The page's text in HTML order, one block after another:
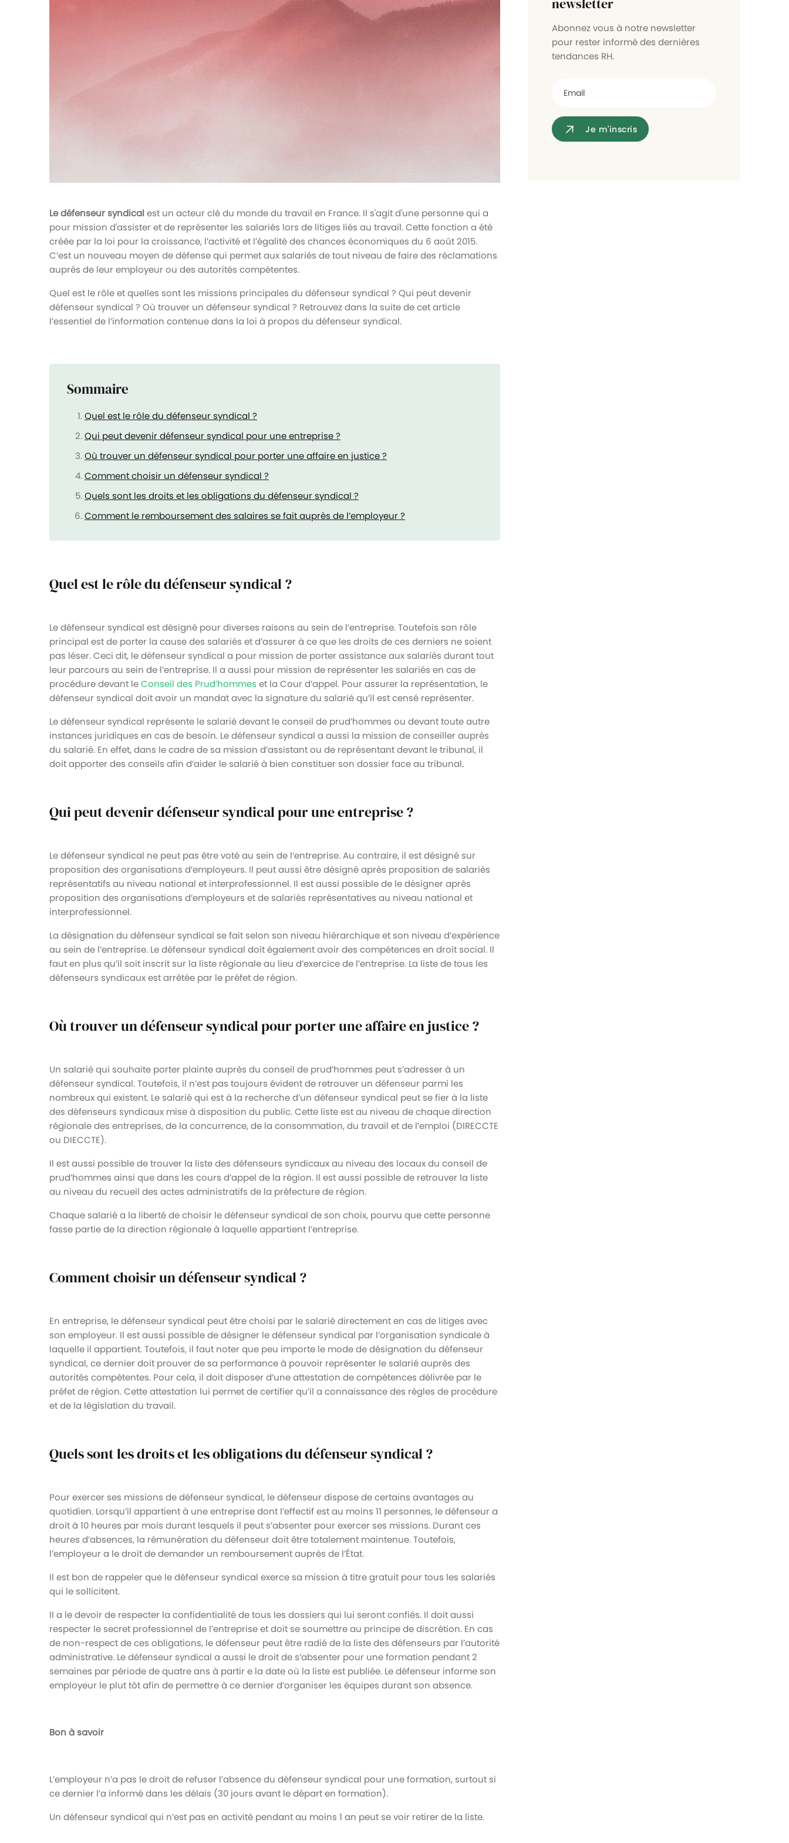
Le défenseur syndical est un acteur clé du monde du travail en France. Il s'agit d'une personne qui a
pour mission d'assister et de représenter les salariés lors de litiges liés au travail. Cette fonction a été
créée par la loi pour la croissance, l’activité et l’égalité des chances économiques du 6 août 2015.
C’est un nouveau moyen de défense qui permet aux salariés de tout niveau de faire des réclamations
auprès de leur employeur ou des autorités compétentes.
Quel est le rôle et quelles sont les missions principales du défenseur syndical ? Qui peut devenir
défenseur syndical ? Où trouver un défenseur syndical ? Retrouvez dans la suite de cet article
l’essentiel de l’information contenue dans la loi à propos du défenseur syndical.
Sommaire
Quel est le rôle du défenseur syndical ?
Qui peut devenir défenseur syndical pour une entreprise ?
Où trouver un défenseur syndical pour porter une affaire en justice ?
Comment choisir un défenseur syndical ?
Quels sont les droits et les obligations du défenseur syndical ?
Comment le remboursement des salaires se fait auprès de l’employeur ?
Quel est le rôle du défenseur syndical ?
Le défenseur syndical est désigné pour diverses raisons au sein de l’entreprise. Toutefois son rôle
principal est de porter la cause des salariés et d’assurer à ce que les droits de ces derniers ne soient
pas léser. Ceci dit, le défenseur syndical a pour mission de porter assistance aux salariés durant tout
leur parcours au sein de l’entreprise. Il a aussi pour mission de représenter les salariés en cas de
procédure devant leConseil des Prud’hommes et la Cour d’appel. Pour assurer la représentation, le
défenseur syndical doit avoir un mandat avec la signature du salarié qu’il est censé représenter.
Le défenseur syndical représente le salarié devant le conseil de prud’hommes ou devant toute autre
instances juridiques en cas de besoin. Le défenseur syndical a aussi la mission de conseiller auprès
du salarié. En effet, dans le cadre de sa mission d’assistant ou de représentant devant le tribunal, il
doit apporter des conseils afin d’aider le salarié à bien constituer son dossier face au tribunal.
Qui peut devenir défenseur syndical pour une entreprise ?
Le défenseur syndical ne peut pas être voté au sein de l’entreprise. Au contraire, il est désigné sur
proposition des organisations d’employeurs. Il peut aussi être désigné après proposition de salariés
représentatifs au niveau national et interprofessionnel. Il est aussi possible de le désigner après
proposition des organisations d’employeurs et de salariés représentatives au niveau national et
interprofessionnel.
La désignation du défenseur syndical se fait selon son niveau hiérarchique et son niveau d’expérience
au sein de l’entreprise. Le défenseur syndical doit également avoir des compétences en droit social. Il
faut en plus qu’il soit inscrit sur la liste régionale au lieu d’exercice de l’entreprise. La liste de tous les
défenseurs syndicaux est arrêtée par le préfet de région.
Où trouver un défenseur syndical pour porter une affaire en justice ?
Un salarié qui souhaite porter plainte auprès du conseil de prud’hommes peut s’adresser à un
défenseur syndical. Toutefois, il n’est pas toujours évident de retrouver un défenseur parmi les
nombreux qui existent. Le salarié qui est à la recherche d’un défenseur syndical peut se fier à la liste
des défenseurs syndicaux mise à disposition du public. Cette liste est au niveau de chaque direction
régionale des entreprises, de la concurrence, de la consommation, du travail et de l’emploi (DIRECCTE
ou DIECCTE).
Il est aussi possible de trouver la liste des défenseurs syndicaux au niveau des locaux du conseil de
prud’hommes ainsi que dans les cours d’appel de la région. Il est aussi possible de retrouver la liste
au niveau du recueil des actes administratifs de la préfecture de région.
Chaque salarié a la liberté de choisir le défenseur syndical de son choix, pourvu que cette personne
fasse partie de la direction régionale à laquelle appartient l’entreprise.
Comment choisir un défenseur syndical ?
En entreprise, le défenseur syndical peut être choisi par le salarié directement en cas de litiges avec
son employeur. Il est aussi possible de désigner le défenseur syndical par l’organisation syndicale à
laquelle il appartient. Toutefois, il faut noter que peu importe le mode de désignation du défenseur
syndical, ce dernier doit prouver de sa performance à pouvoir représenter le salarié auprès des
autorités compétentes. Pour cela, il doit disposer d’une attestation de compétences délivrée par le
préfet de région. Cette attestation lui permet de certifier qu’il a connaissance des règles de procédure
et de la législation du travail.
Quels sont les droits et les obligations du défenseur syndical ?
Pour exercer ses missions de défenseur syndical, le défenseur dispose de certains avantages au
quotidien. Lorsqu’il appartient à une entreprise dont l’effectif est au moins 11 personnes, le défenseur a
droit à 10 heures par mois durant lesquels il peut s’absenter pour exercer ses missions. Durant ces
heures d’absences, la rémunération du défenseur doit être totalement maintenue. Toutefois,
l’employeur a le droit de demander un remboursement auprès de l’État.
Il est bon de rappeler que le défenseur syndical exerce sa mission à titre gratuit pour tous les salariés
qui le sollicitent.
Il a le devoir de respecter la confidentialité de tous les dossiers qui lui seront confiés. Il doit aussi
respecter le secret professionnel de l’entreprise et doit se soumettre au principe de discrétion. En cas
de non-respect de ces obligations, le défenseur peut être radié de la liste des défenseurs par l’autorité
administrative. Le défenseur syndical a aussi le droit de s’absenter pour une formation pendant 2
semaines par période de quatre ans à partir e la date où la liste est publiée. Le défenseur informe son
employeur le plut tôt afin de permettre à ce dernier d’organiser les équipes durant son absence.
Bon à savoir
L’employeur n’a pas le droit de refuser l’absence du défenseur syndical pour une formation, surtout si
ce dernier l’a informé dans les délais (30 jours avant le départ en formation).
Un défenseur syndical qui n’est pas en activité pendant au moins 1 an peut se voir retirer de la liste.
newsletter
Abonnez vous à notre newsletter
pour rester informé des dernières
tendances RH.
Je m'inscris
Optimisez le suivi de vos tâches et check-
Contrôle d'accès